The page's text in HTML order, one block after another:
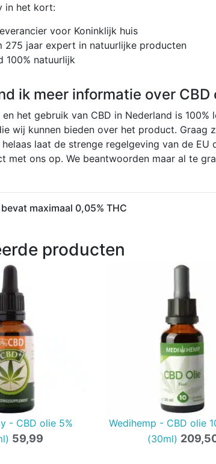
in het kort:
voor Koninklijk huis
275 jaar expert in natuurlijke producten
100% natuurlijk
ik meer informatie over CBD
het gebruik van CBD in Nederland is
wij kunnen bieden over het product. Graag
helaas laat de strenge regelgeving van de
met ons op. We beantwoorden maar al te
maximaal 0,05% THC
producten
- CBD olie 5%
59,99
Wedihemp - CBD olie
(30ml)